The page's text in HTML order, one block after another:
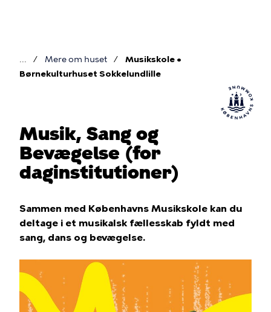
Brødkrumme
Mere om huset
Musikskole •
Børnekulturhuset Sokkelundlille
Musik, Sang og
Bevægelse (for
daginstitutioner)
Sammen med Københavns Musikskole kan du
deltage i et musikalsk fællesskab fyldt med
sang, dans og bevægelse.